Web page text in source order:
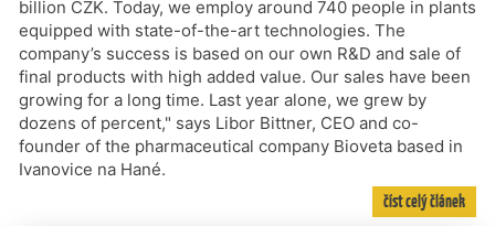
billion CZK. Today, we employ around 740 people in plants
equipped with state-of-the-art technologies. The
company’s success is based on our own R&D and sale of
final products with high added value. Our sales have been
growing for a long time. Last year alone, we grew by
dozens of percent," says Libor Bittner, CEO and co-
founder of the pharmaceutical company Bioveta based in
Ivanovice na Hané.
číst celý článek